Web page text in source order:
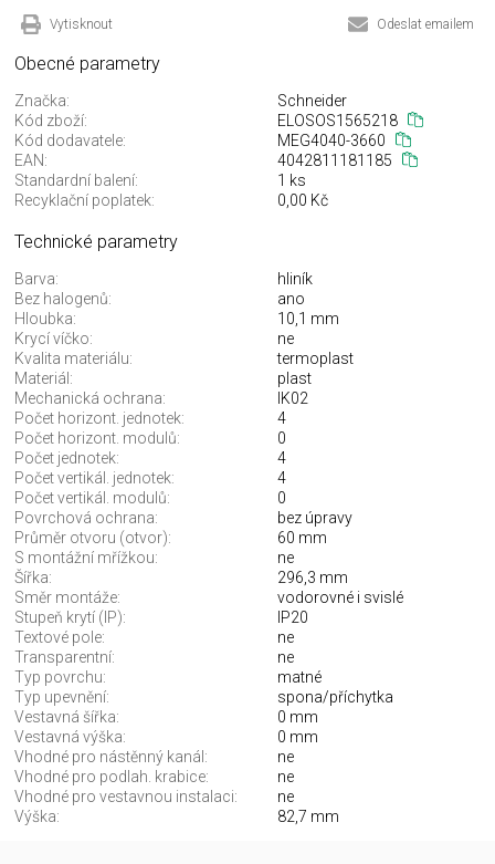
Vytisknout Odeslat emailem
Obecné parametry
Značka:
Schneider
Kód zboží:
ELOSOS1565218
Kód dodavatele:
MEG4040-3660
EAN:
4042811181185
Standardní balení:
1 ks
Recyklační poplatek:
0,00 Kč
Technické parametry
Barva:
hliník
Bez halogenů:
ano
Hloubka:
10,1 mm
Krycí víčko:
ne
Kvalita materiálu:
termoplast
Materiál:
plast
Mechanická ochrana:
IK02
Počet horizont. jednotek:
4
Počet horizont. modulů:
0
Počet jednotek:
4
Počet vertikál. jednotek:
4
Počet vertikál. modulů:
0
Povrchová ochrana:
bez úpravy
Průměr otvoru (otvor):
60 mm
S montážní mřížkou:
ne
Šířka:
296,3 mm
Směr montáže:
vodorovné i svislé
Stupeň krytí (IP):
IP20
Textové pole:
ne
Transparentní:
ne
Typ povrchu:
matné
Typ upevnění:
spona/příchytka
Vestavná šířka:
0 mm
Vestavná výška:
0 mm
Vhodné pro nástěnný kanál:
ne
Vhodné pro podlah. krabice:
ne
Vhodné pro vestavnou instalaci:
ne
Výška:
82,7 mm